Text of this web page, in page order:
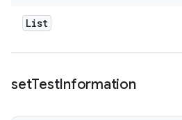
List
setTestInformation